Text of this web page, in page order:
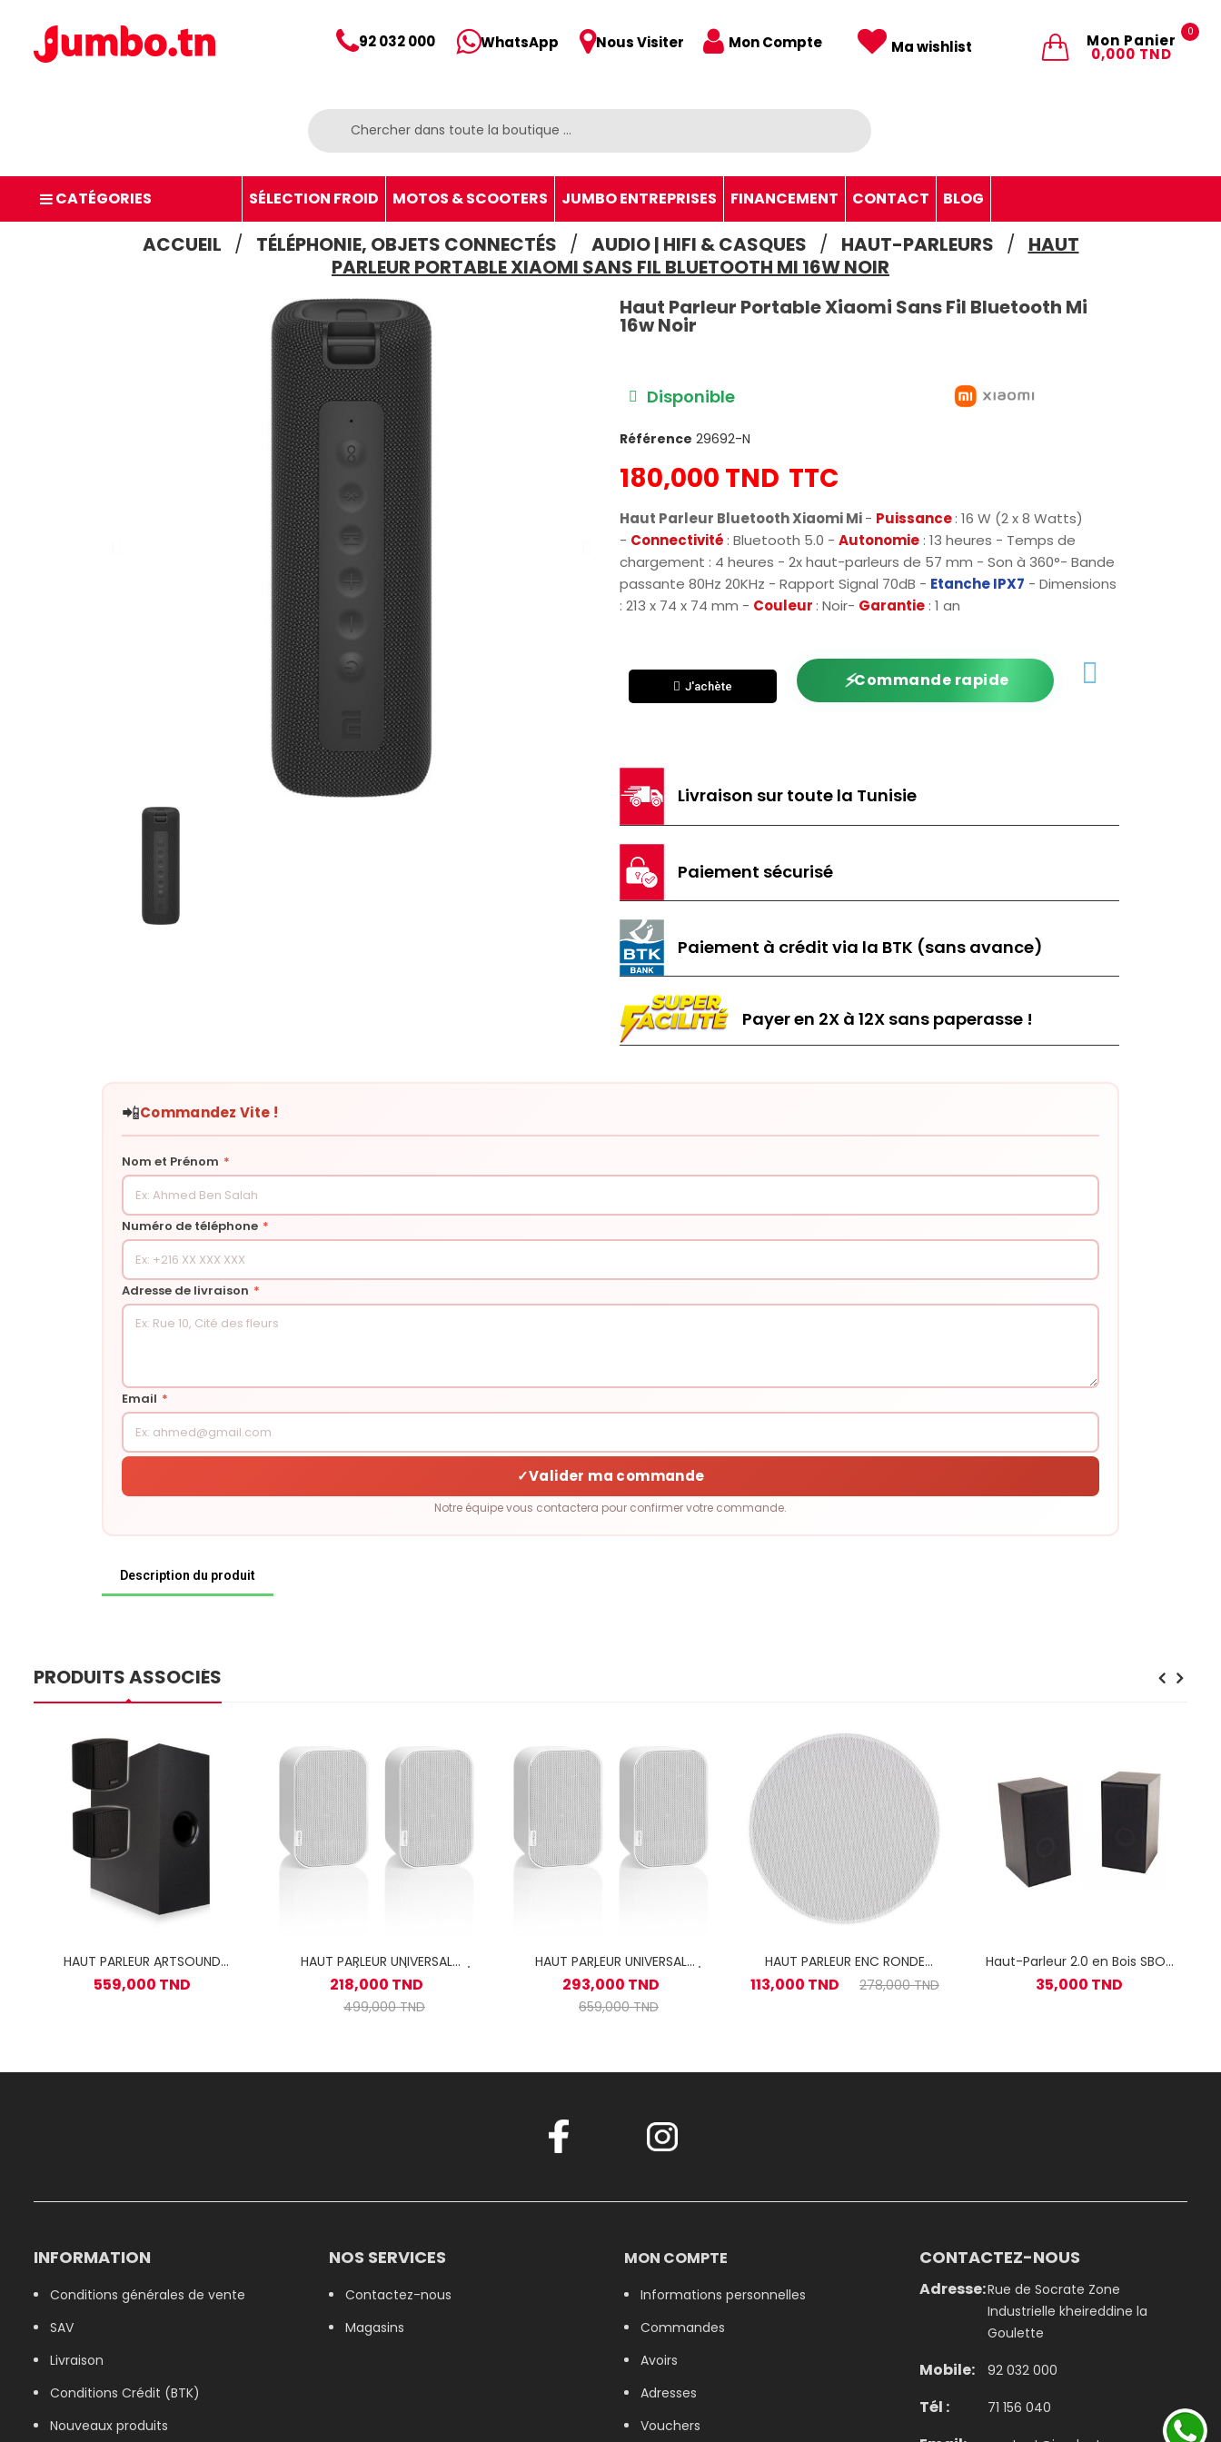
92 032 000 WhatsApp Nous Visiter
0
Mon Panier
0,000 TND
Mon Compte Ma wishlist
CATÉGORIES SÉLECTION FROID MOTOS & SCOOTERS JUMBO ENTREPRISES FINANCEMENT CONTACT BLOG
ACCUEIL TÉLÉPHONIE, OBJETS CONNECTÉS AUDIO | HIFI & CASQUES HAUT-PARLEURS
HAUT
PARLEUR PORTABLE XIAOMI SANS FIL BLUETOOTH MI 16W NOIR
Haut Parleur Portable Xiaomi Sans Fil Bluetooth Mi
16w Noir
Disponible
Référence 29692-N
180,000 TND TTC
Haut Parleur Bluetooth Xiaomi Mi- Puissance: 16 W (2 x 8 Watts)
- Connectivité : Bluetooth 5.0 - Autonomie : 13 heures - Temps de
chargement : 4 heures - 2x haut-parleurs de 57 mm - Son à 360°- Bande
passante 80Hz 20KHz - Rapport Signal 70dB - Etanche IPX7 - Dimensions
: 213 x 74 x 74 mm - Couleur : Noir- Garantie : 1 an
J'achète ⚡Commande rapide
Livraison sur toute la Tunisie
Paiement sécurisé
Paiement à crédit via la BTK (sans avance)
Payer en 2X à 12X sans paperasse !
📲Commandez Vite !
Nom et Prénom *
Numéro de téléphone *
Adresse de livraison *
Email *
✓Valider ma commande
Notre équipe vous contactera pour confirmer votre commande.
Description du produit
PRODUITS ASSOCIÉS
HAUT PARLEUR ARTSOUND
TUTTO2.1B / NOIR
559,000 TND
HAUT PARLEUR UNIVERSAL
ARTSOUND / 2VOIE / 10-40W /
UNI20W
218,000 TND
499,000 TND
HAUT PARLEUR UNIVERSAL
ARTSOUND / 2VOIE 20-60W /
UNI30W
293,000 TND
659,000 TND
HAUT PARLEUR ENC RONDE
113,000 TND 278,000 TND
Haut-Parleur 2.0 en Bois SBOX
35,000 TND
INFORMATION
Conditions générales de vente
SAV
Livraison
Conditions Crédit (BTK)
Nouveaux produits
NOS SERVICES
Contactez-nous
Magasins
MON COMPTE
Informations personnelles
Commandes
Avoirs
Adresses
Vouchers
CONTACTEZ-NOUS
Adresse:Rue de Socrate Zone
Industrielle kheireddine la
Goulette
Mobile: 92 032 000
Tél : 71 156 040